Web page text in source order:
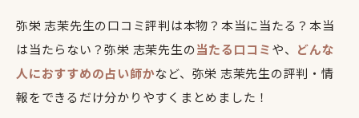
弥栄 志茉先生の口コミ評判は本物？本当に当たる？本当
は当たらない？弥栄 志茉先生の当たる口コミや、 どんな
人におすすめの占い師かなど、弥栄 志茉先生の評判・情
報をできるだけ分かりやすくまとめました！